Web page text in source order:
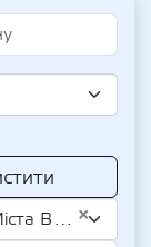
×
25522449)